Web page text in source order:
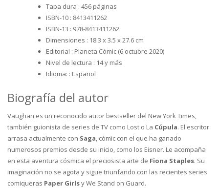
Tapa dura : 456 páginas
ISBN-10 : 8413411262
ISBN-13 : 978-8413411262
Dimensiones : 18.3 x 3.5 x 27.6 cm
Editorial : Planeta Cómic (6 octubre 2020)
Nivel de lectura : 14 y más
Idioma: : Español
Biografía del autor
Vaughan es un reconocido autor bestseller del New York Times,
también guionista de series de TV como Lost o La Cúpula. El escritor
arrasa actualmente con Saga, cómic con el que ha ganado
numerosos premios desde su inicio, como los Eisner. Le acompaña
en esta aventura cósmica el preciosista arte de Fiona Staples. Su
imaginación no se agota y sigue triunfando con las recientes series
comiqueras Paper Girlsy We Stand on Guard.